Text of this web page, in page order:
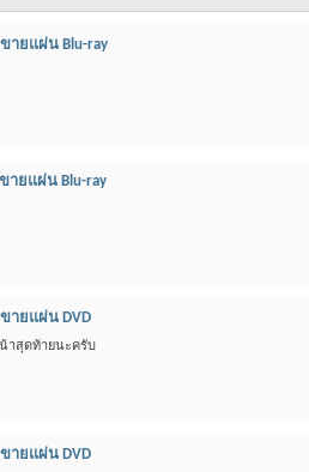
ขายแผ่น Blu-ray
ขายแผ่น Blu-ray
ขายแผ่น DVD
าสุดท้ายนะครับ
ขายแผ่น DVD